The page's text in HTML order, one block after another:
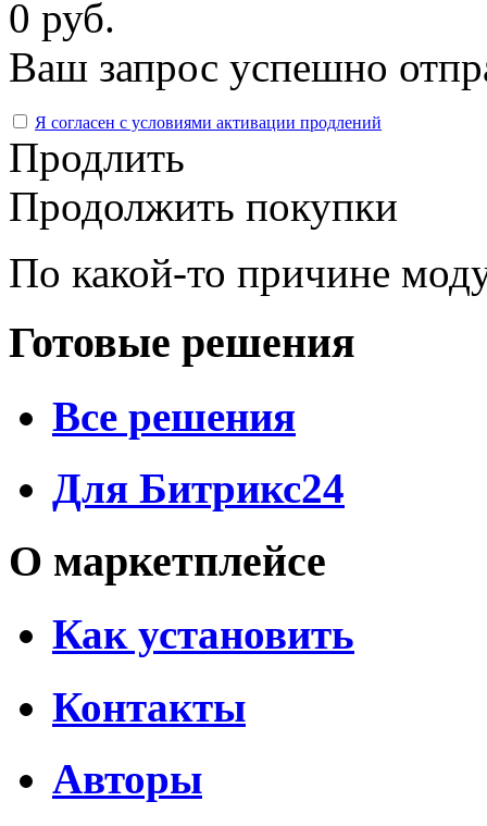
0 руб.
Ваш запрос успешно
Я согласен с условиями активации продлений
Продлить
Продолжить покупки
По какой-то причине
Готовые решения
Все решения
Для Битрикс24
О маркетплейсе
Как установить
Контакты
Авторы